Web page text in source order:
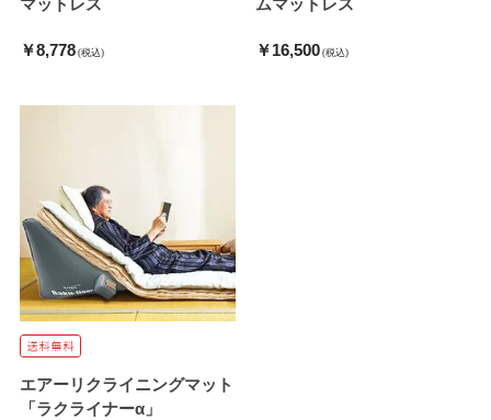
マットレス
￥8,778 (税込)
ムマットレス
￥16,500 (税込)
エアーリクライニングマット
「ラクライナーα」